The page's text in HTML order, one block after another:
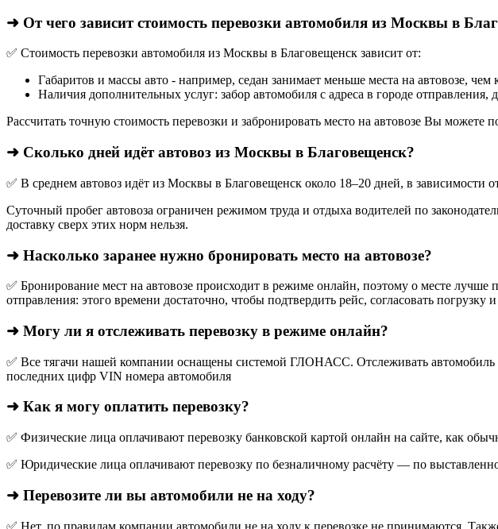
➜ От чего зависит стоимость перевозки автомобиля из Москвы в
✅ Стоимость перевозки автомобиля из Москвы в Благовещенск зависит от:
Габаритов и массы авто - например, седан занимает меньше места на автовозе,
Наличия дополнительных услуг: забор автомобиля с адреса в городе отправления,
Рассчитать точную стоимость перевозки и забронировать место на автовозе Вы можете
➜ Сколько дней идёт автовоз из Москвы в Благовещенск?
✅ В среднем автовоз идёт из Москвы в Благовещенск около 18–20 дней, в зависимости
Суточный пробег автовоза ограничен режимом труда и отдыха водителей по
доставку сверх этих норм нельзя.
➜ Насколько заранее нужно бронировать место на автовозе?
✅ Бронирование мест на автовозе происходит в режиме онлайн, поэтому о месте
отправления: этого времени достаточно, чтобы подтвердить рейс, согласовать погрузку
➜ Могу ли я отслеживать перевозку в режиме онлайн?
✅ Все тягачи нашей компании оснащены системой ГЛОНАСС. Отслеживать автомобиль
последних цифр VIN номера автомобиля
➜ Как я могу оплатить перевозку?
✅ Физические лица оплачивают перевозку банковской картой онлайн на сайте, как
✅ Юридические лица оплачивают перевозку по безналичному расчёту — по
➜ Перевозите ли вы автомобили не на ходу?
✅ Нет, по правилам компании автомобили не на ходу к перевозке не принимаются.